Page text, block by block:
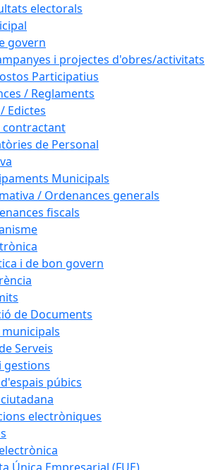
electorals
govern
i projectes d'obres/activitats
Participatius
/ Reglaments
Edictes
contractant
de Personal
Municipals
/ Ordenances generals
fiscals
i de bon govern
de Documents
Serveis
gestions
púbics
electròniques